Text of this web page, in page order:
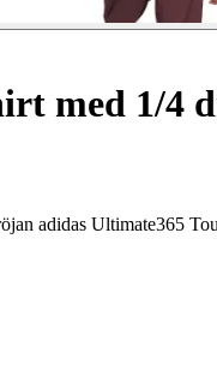
med 1/4
adidas Ultimate365